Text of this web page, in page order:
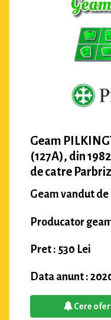
Geam
(127A), din
de catre
Geam vandut de
Producator
Pret : 530 Lei
Data anunt :
Cere